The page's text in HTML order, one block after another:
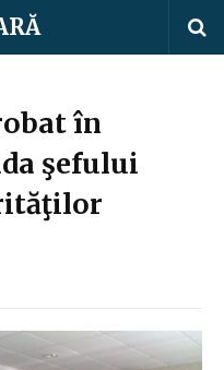
în
şefului